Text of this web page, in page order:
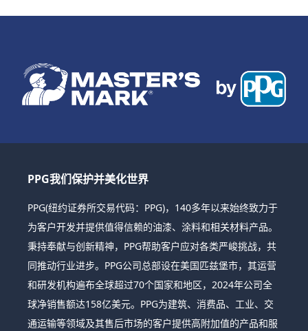
PPG我们保护并美化世界
PPG(纽约证券所交易代码：PPG)，140多年以来始终致力于
为客户开发并提供值得信赖的油漆、涂料和相关材料产品。
秉持奉献与创新精神，PPG帮助客户应对各类严峻挑战，共
同推动行业进步。PPG公司总部设在美国匹兹堡市，其运营
和研发机构遍布全球超过70个国家和地区，2024年公司全
球净销售额达158亿美元。PPG为建筑、消费品、工业、交
通运输等领域及其售后市场的客户提供高附加值的产品和服